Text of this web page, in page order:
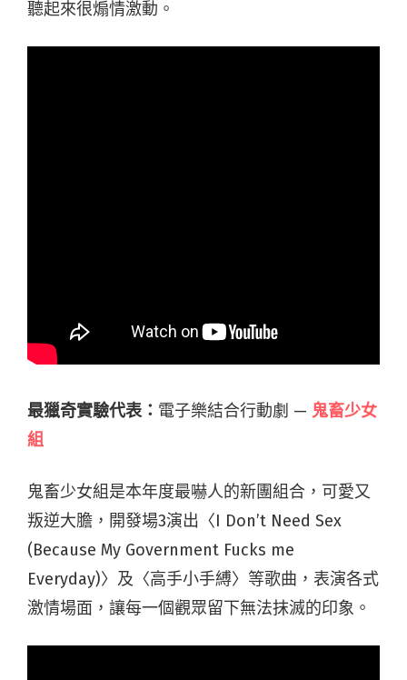
聽起來很煽情激動。
最獵奇實驗代表： 電子樂結合行動劇 — 鬼畜少女
組
鬼畜少女組是本年度最嚇人的新團組合，可愛又
叛逆大膽，開發場3演出〈I Don’t Need Sex
(Because My Government Fucks me
Everyday)〉及〈高手小手縛〉等歌曲，表演各式
激情場面，讓每一個觀眾留下無法抹滅的印象。